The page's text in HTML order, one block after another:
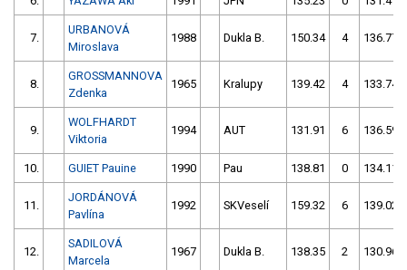
7.
URBANOVÁ
Miroslava
1988 Dukla B. 150.34 4 136.77
8.
GROSSMANNOVA
Zdenka
1965 Kralupy 139.42 4 133.74
9.
WOLFHARDT
Viktoria
1994 AUT 131.91 6 136.59
10. GUIET Pauine 1990 Pau 138.81 0 134.11
11.
JORDÁNOVÁ
Pavlína
1992 SKVeselí 159.32 6 139.02
12.
SADILOVÁ
Marcela
1967 Dukla B. 138.35 2 130.96